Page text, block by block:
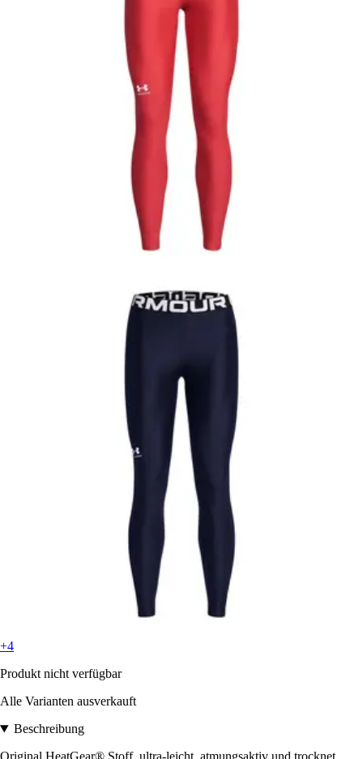
+4
Produkt nicht verfügbar
Alle Varianten ausverkauft
Beschreibung